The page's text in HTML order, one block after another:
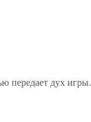
передает дух игры.